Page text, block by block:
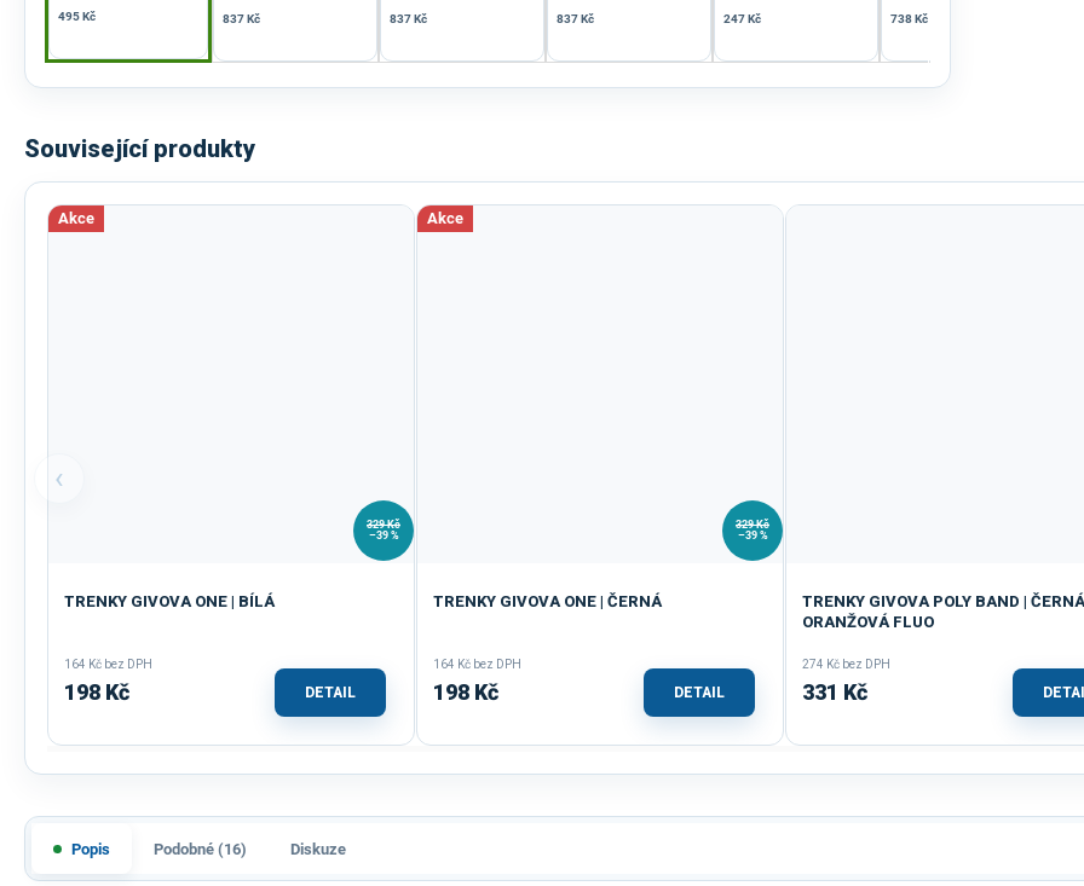
495 Kč 837 Kč 837 Kč 837 Kč 247 Kč 738 Kč
Související produkty
‹
Akce
329 Kč
–39 %
TRENKY GIVOVA ONE | BÍLÁ
164 Kč bez DPH
198 Kč DETAIL
Akce
329 Kč
–39 %
TRENKY GIVOVA ONE | ČERNÁ
164 Kč bez DPH
198 Kč DETAIL
TRENKY GIVOVA POLY BAND |
ORANŽOVÁ FLUO
274 Kč bez DPH
331 Kč
Popis Podobné (16) Diskuze